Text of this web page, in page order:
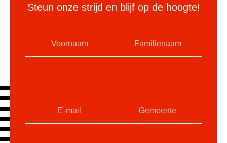
Steun onze strijd en blijf op de hoogte!